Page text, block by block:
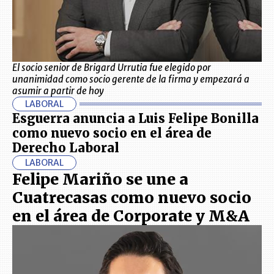
El socio senior de Brigard Urrutia fue elegido por
unanimidad como socio gerente de la firma y empezará a
asumir a partir de hoy
LABORAL
Esguerra anuncia a Luis Felipe Bonilla
como nuevo socio en el área de
Derecho Laboral
LABORAL
Felipe Mariño se une a
Cuatrecasas como nuevo socio
en el área de Corporate y M&A